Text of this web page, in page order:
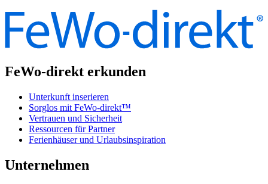
FeWo-direkt erkunden
Unterkunft inserieren
Sorglos mit FeWo-direkt™
Vertrauen und Sicherheit
Ressourcen für Partner
Ferienhäuser und Urlaubsinspiration
Unternehmen